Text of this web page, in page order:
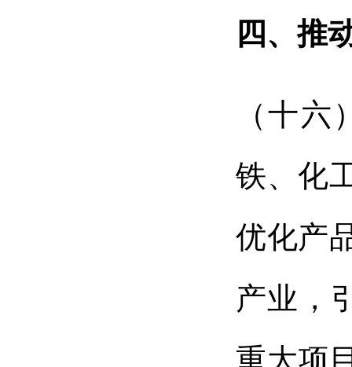
四、推
（十
铁、化
优化产
产业，
重大项